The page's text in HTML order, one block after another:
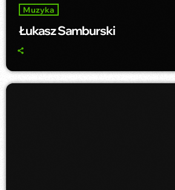
Muzyka
Łukasz Samburski